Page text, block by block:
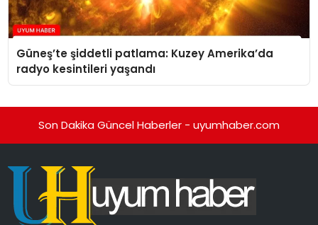
Güneş’te şiddetli patlama: Kuzey Amerika’da
radyo kesintileri yaşandı
Son Dakika Güncel Haberler - uyumhaber.com